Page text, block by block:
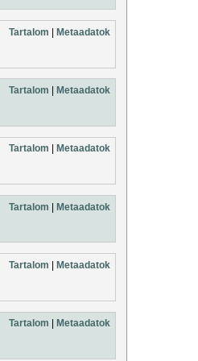
Tartalom | Metaadatok
Tartalom Metaadatok
Tartalom Metaadatok
Tartalom | Metaadatok
Tartalom | Metaadatok
Tartalom Metaadatok